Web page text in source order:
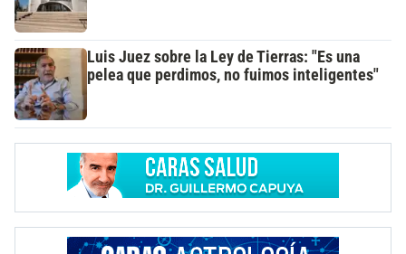
Luis Juez sobre la Ley de Tierras: "Es una
pelea que perdimos, no fuimos inteligentes"